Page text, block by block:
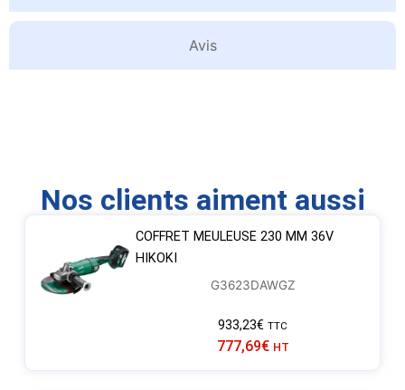
Avis
Nos clients aiment aussi
COFFRET MEULEUSE 230 MM 36V
HIKOKI
G3623DAWGZ
933,23€ TTC
777,69€ HT